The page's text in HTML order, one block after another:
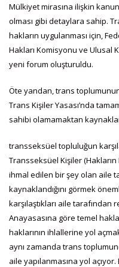
Mülkiyet mirasına ilişkin
olması gibi detaylara sahip.
hakların uygulanması için,
Hakları Komisyonu ve Ulusal
yeni forum oluşturuldu.
Öte yandan, trans toplumunun
Trans Kişiler Yasası’nda
sahibi olamamaktan
transseksüel topluluğun
Transseksüel Kişiler
ihmal edilen bir şey olan aile
kaynaklandığını görmek
karşılaştıkları aile
Anayasasına göre temel
haklarının ihlallerine yol
aynı zamanda trans
aile yapılanmasına yol